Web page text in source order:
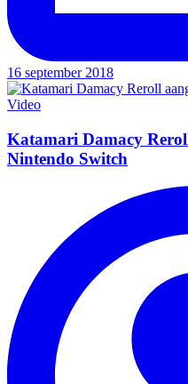
16 september 2018
Video
Katamari Damacy
Nintendo Switch